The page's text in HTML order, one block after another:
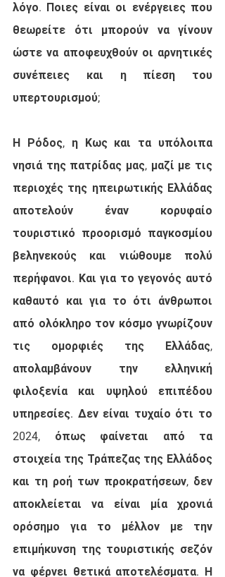
λόγο. Ποιες είναι οι ενέργειες που
θεωρείτε ότι μπορούν να γίνουν
ώστε να αποφευχθούν οι αρνητικές
συνέπειες και η πίεση του
υπερτουρισμού;
Η Ρόδος, η Κως και τα υπόλοιπα
νησιά της πατρίδας μας, μαζί με τις
περιοχές της ηπειρωτικής Ελλάδας
αποτελούν έναν κορυφαίο
τουριστικό προορισμό παγκοσμίου
βεληνεκούς και νιώθουμε πολύ
περήφανοι. Και για το γεγονός αυτό
καθαυτό και για το ότι άνθρωποι
από ολόκληρο τον κόσμο γνωρίζουν
τις ομορφιές της Ελλάδας,
απολαμβάνουν την ελληνική
φιλοξενία και υψηλού επιπέδου
υπηρεσίες. Δεν είναι τυχαίο ότι το
2024, όπως φαίνεται από τα
στοιχεία της Τράπεζας της Ελλάδος
και τη ροή των προκρατήσεων, δεν
αποκλείεται να είναι μία χρονιά
ορόσημο για το μέλλον με την
επιμήκυνση της τουριστικής σεζόν
να φέρνει θετικά αποτελέσματα. Η